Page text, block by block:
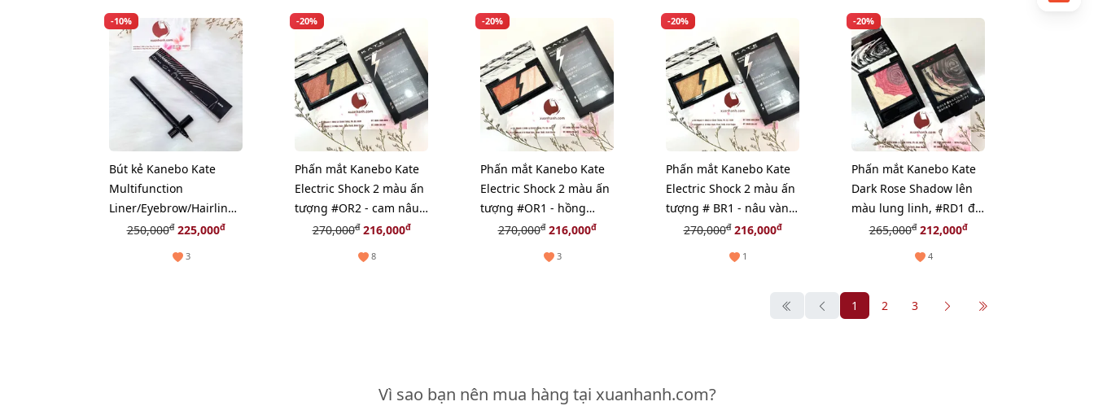
-10%
Bút kẻ Kanebo Kate
Multifunction
Liner/Eyebrow/Hairline
đa dụng, #EX-1 nâu
250,000đ225,000đ
3
-20%
Phấn mắt Kanebo Kate
Electric Shock 2 màu ấn
tượng #OR2 - cam nâu
đất270,000đ216,000đ
8
-20%
Phấn mắt Kanebo Kate
Electric Shock 2 màu ấn
tượng #OR1 - hồng
nude270,000đ216,000đ
3
-20%
Phấn mắt Kanebo Kate
Electric Shock 2 màu ấn
tượng # BR1 - nâu vàng
đồng (New)
270,000đ216,000đ
1
-20%
Phấn mắt Kanebo Kate
Dark Rose Shadow lên
màu lung linh, #RD1 đỏ
đất quyến rũ.
265,000đ212,000đ
4
1 2 3
Vì sao bạn nên mua hàng tại xuanhanh.com?